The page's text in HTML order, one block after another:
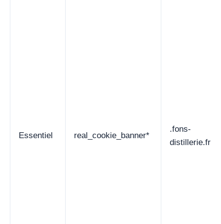
Essentiel real_cookie_banner*
.fons-
distillerie.fr